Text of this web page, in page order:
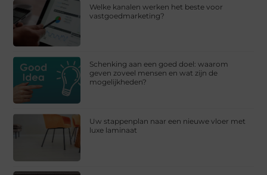
Welke kanalen werken het beste voor
vastgoedmarketing?
Schenking aan een goed doel: waarom
geven zoveel mensen en wat zijn de
mogelijkheden?
Uw stappenplan naar een nieuwe vloer met
luxe laminaat